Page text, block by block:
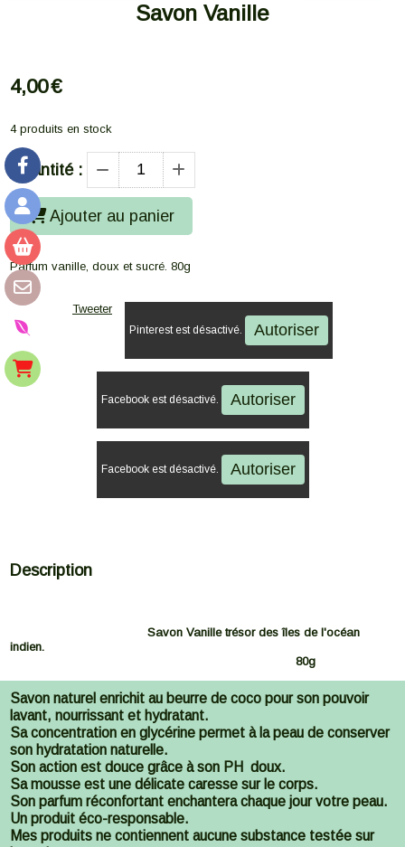
Savon Vanille
4,00€
4produits en stock
Quantité :
Ajouter au panier
Parfum vanille, doux et sucré. 80g
Tweeter
Pinterest est désactivé. Autoriser
Facebook est désactivé. Autoriser
Facebook est désactivé. Autoriser
Description
Savon Vanille trésor des îles de l'océan
indien.
80g
Savon naturel enrichit au beurre de coco pour son pouvoir
lavant, nourrissant et hydratant.
Sa concentration en glycérine permet à la peau de conserver
son hydratation naturelle.
Son action est douce grâce à son PH doux.
Sa mousse est une délicate caresse sur le corps.
Son parfum réconfortant enchantera chaque jour votre peau.
Un produit éco-responsable.
Mes produits ne contiennent aucune substance testée sur